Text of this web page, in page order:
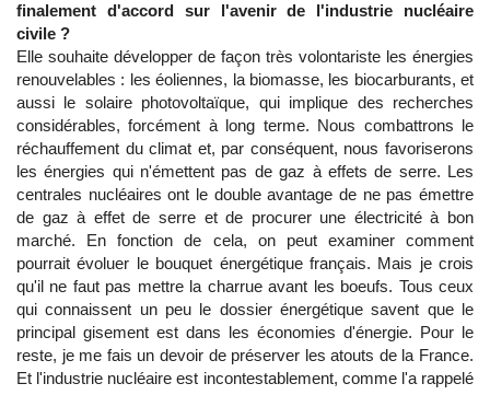
finalement d'accord sur l'avenir de l'industrie nucléaire
civile ?
Elle souhaite développer de façon très volontariste les énergies
renouvelables : les éoliennes, la biomasse, les biocarburants, et
aussi le solaire photovoltaïque, qui implique des recherches
considérables, forcément à long terme. Nous combattrons le
réchauffement du climat et, par conséquent, nous favoriserons
les énergies qui n'émettent pas de gaz à effets de serre. Les
centrales nucléaires ont le double avantage de ne pas émettre
de gaz à effet de serre et de procurer une électricité à bon
marché. En fonction de cela, on peut examiner comment
pourrait évoluer le bouquet énergétique français. Mais je crois
qu'il ne faut pas mettre la charrue avant les boeufs. Tous ceux
qui connaissent un peu le dossier énergétique savent que le
principal gisement est dans les économies d'énergie. Pour le
reste, je me fais un devoir de préserver les atouts de la France.
Et l'industrie nucléaire est incontestablement, comme l'a rappelé